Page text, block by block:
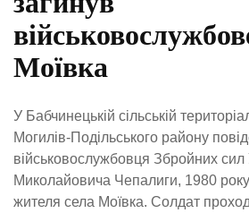
Моївка
У Бабчинецькій сільській
Могилів-Подільського району
військовослужбовця Збройних сил
Миколайовича Чепалиги, 1980
жителя села Моївка. Солдат